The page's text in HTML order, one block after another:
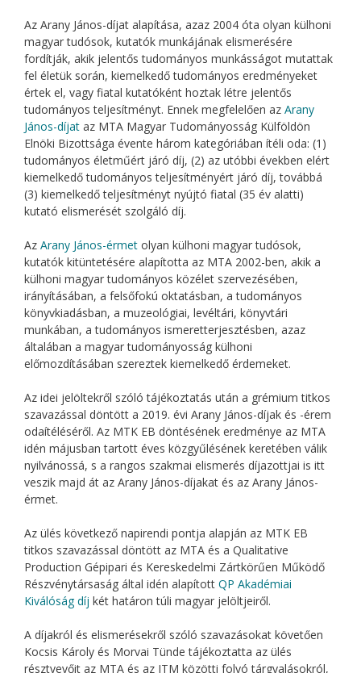
Az Arany János-díjat alapítása, azaz 2004 óta olyan külhoni
magyar tudósok, kutatók munkájának elismerésére
fordítják, akik jelentős tudományos munkásságot mutattak
fel életük során, kiemelkedő tudományos eredményeket
értek el, vagy fiatal kutatóként hoztak létre jelentős
tudományos teljesítményt. Ennek megfelelően az Arany
János-díjat az MTA Magyar Tudományosság Külföldön
Elnöki Bizottsága évente három kategóriában ítéli oda: (1)
tudományos életműért járó díj, (2) az utóbbi években elért
kiemelkedő tudományos teljesítményért járó díj, továbbá
(3) kiemelkedő teljesítményt nyújtó fiatal (35 év alatti)
kutató elismerését szolgáló díj.
Az Arany János-érmet olyan külhoni magyar tudósok,
kutatók kitüntetésére alapította az MTA 2002-ben, akik a
külhoni magyar tudományos közélet szervezésében,
irányításában, a felsőfokú oktatásban, a tudományos
könyvkiadásban, a muzeológiai, levéltári, könyvtári
munkában, a tudományos ismeretterjesztésben, azaz
általában a magyar tudományosság külhoni
előmozdításában szereztek kiemelkedő érdemeket.
Az idei jelöltekről szóló tájékoztatás után a grémium titkos
szavazással döntött a 2019. évi Arany János-díjak és -érem
odaítéléséről. Az MTK EB döntésének eredménye az MTA
idén májusban tartott éves közgyűlésének keretében válik
nyilvánossá, s a rangos szakmai elismerés díjazottjai is itt
veszik majd át az Arany János-díjakat és az Arany János-
érmet.
Az ülés következő napirendi pontja alapján az MTK EB
titkos szavazással döntött az MTA és a Qualitative
Production Gépipari és Kereskedelmi Zártkörűen Működő
Részvénytársaság által idén alapított QP Akadémiai
Kiválóság díj két határon túli magyar jelöltjeiről.
A díjakról és elismerésekről szóló szavazásokat követően
Kocsis Károly és Morvai Tünde tájékoztatta az ülés
résztvevőit az MTA és az ITM közötti folyó tárgyalásokról,